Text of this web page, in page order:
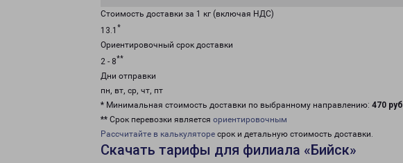
Стоимость доставки за 1 кг (включая НДС)
13.1 *
Ориентировочный срок доставки
2 - 8**
Дни отправки
пн, вт, ср, чт, пт
* Минимальная стоимость доставки по выбранному направлению: 470 руб
** Срок перевозки является ориентировочным
Рассчитайте в калькуляторе срок и детальную стоимость доставки.
Скачать тарифы для филиала «Бийск»